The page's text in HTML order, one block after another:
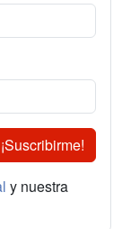
¡Suscribirme!
y nuestra